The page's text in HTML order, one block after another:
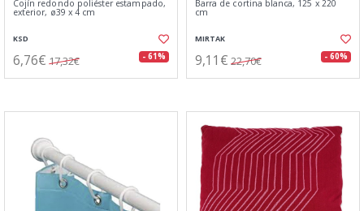
Cojín redondo poliéster estampado,
exterior, ø39 x 4 cm
KSD
6,76€ 17,32€ - 61%
Barra de cortina blanca, 125 x 220
cm
MIRTAK
9,11€ 22,70€ - 60%